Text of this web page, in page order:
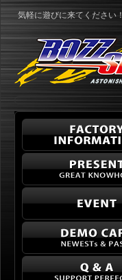
気軽に遊びに来てください！